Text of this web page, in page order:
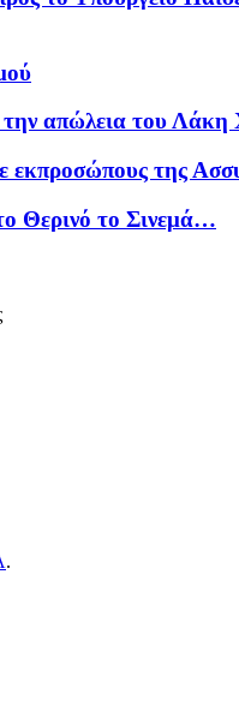
απώλεια του Λάκη
της
Θερινό το Σινεμά…
.